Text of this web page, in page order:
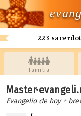
223
Familia
Evangelio de hoy +